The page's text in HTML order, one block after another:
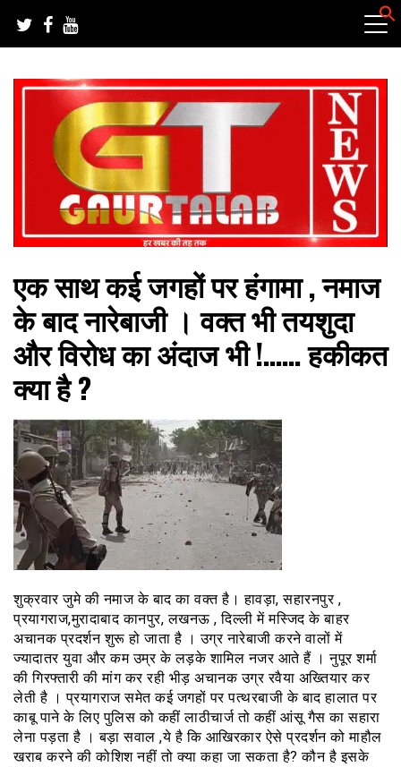
content
गौरतलब न्यूज
एक साथ कई जगहों पर हंगामा , नमाज
के बाद नारेबाजी । वक्त भी तयशुदा
और विरोध का अंदाज भी !…… हकीकत
क्या है ?
शुक्रवार जुमे की नमाज के बाद का वक्त है। हावड़ा, सहारनपुर ,
प्रयागराज,मुरादाबाद कानपुर, लखनऊ , दिल्ली में मस्जिद के बाहर
अचानक प्रदर्शन शुरू हो जाता है । उग्र नारेबाजी करने वालों में
ज्यादातर युवा और कम उम्र के लड़के शामिल नजर आते हैं । नुपूर शर्मा
की गिरफ्तारी की मांग कर रही भीड़ अचानक उग्र रवैया अख्तियार कर
लेती है । प्रयागराज समेत कई जगहों पर पत्थरबाजी के बाद हालात पर
काबू पाने के लिए पुलिस को कहीं लाठीचार्ज तो कहीं आंसू गैस का सहारा
लेना पड़ता है । बड़ा सवाल ,ये है कि आखिरकार ऐसे प्रदर्शन को माहौल
खराब करने की कोशिश नहीं तो क्या कहा जा सकता है? कौन है इसके